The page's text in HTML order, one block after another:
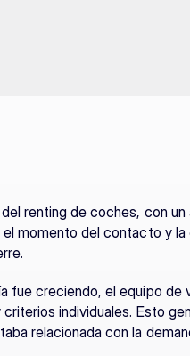
renting de coches, con
momento del contacto y
fue creciendo, el equipo
individuales. Esto
relacionada con la